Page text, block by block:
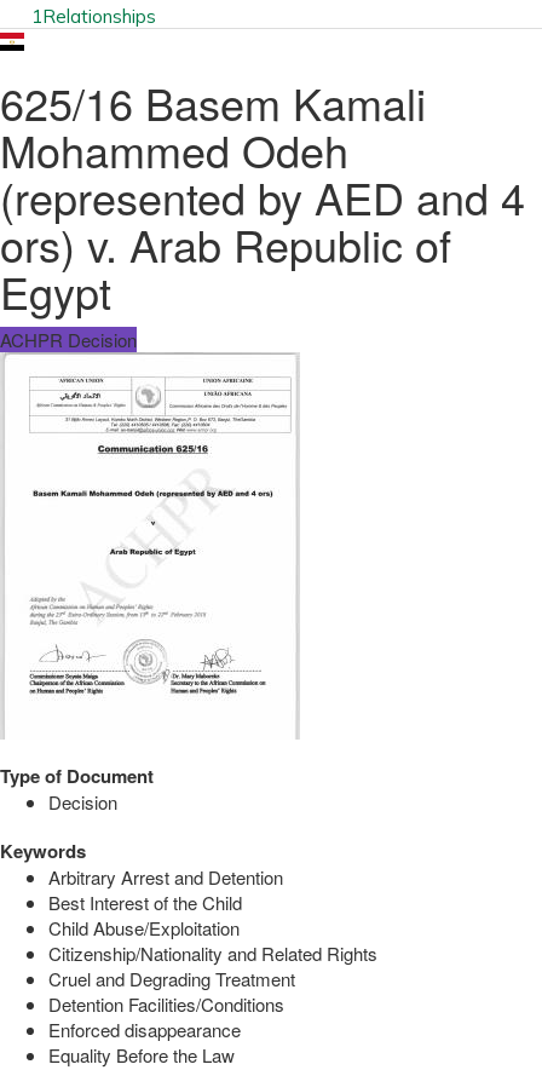
1Relationships
625/16 Basem Kamali
Mohammed Odeh
(represented by AED and 4
ors) v. Arab Republic of
Egypt
ACHPR Decision
Type of Document
Decision
Keywords
Arbitrary Arrest and Detention
Best Interest of the Child
Child Abuse/Exploitation
Citizenship/Nationality and Related Rights
Cruel and Degrading Treatment
Detention Facilities/Conditions
Enforced disappearance
Equality Before the Law